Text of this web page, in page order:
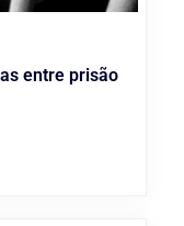
entre prisão